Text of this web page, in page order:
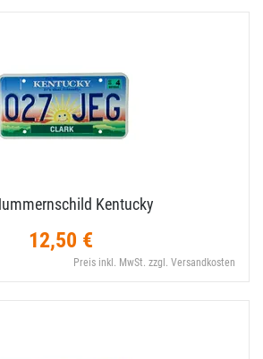
Kentucky
12,50 €
Preis inkl. MwSt. zzgl. Versandkosten